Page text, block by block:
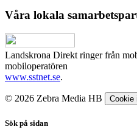
Våra lokala
Landskrona Direkt ringer från
mobiloperatören
www.sstnet.se.
© 2026 Zebra Media HB Cookie
Sök på sidan